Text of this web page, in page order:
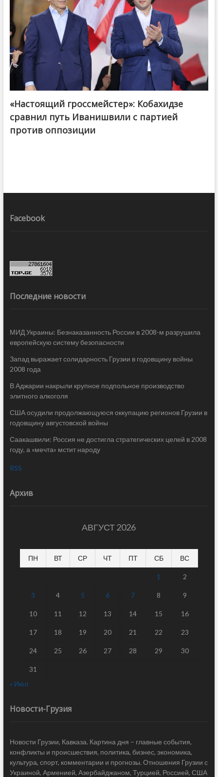
@ქართული ოცნება / Georgian Dream
«Настоящий гроссмейстер»: Кобахидзе
сравнил путь Иванишвили с партией
против оппозиции
Facebook
Последние новости
МИД Украины: Безнаказанность России в 2008-м разрушила
европейскую систему безопасности
Запад выражает солидарность Грузии в годовщину войны
2008 года
В Аджарии накрыли крупное подпольное производство
элитного алкоголя
США осудили продолжающуюся оккупацию регионов Грузии в
годовщину августовской войны
Саакашвили: Россия не достигла стратегических целей в 2008
году, а «мечта» мстит народу
RSS
Архив
АВГУСТ 2026
ПН ВТ СР ЧТ ПТ СБ ВС
1 2
3 4 5 6 7 8 9
10 11 12 13 14 15 16
17 18 19 20 21 22 23
24 25 26 27 28 29 30
31
« Июл
Новости-Грузия
Новости Грузии, Кавказа. Картина дня – главные события,
конфликты и происшествия, политика, бизнес, экономика,
культура, спорт, комментарии и прогнозы. Отношения Грузии с
Украиной, Арменией, Азербайджаном, Турцией, Россией, США